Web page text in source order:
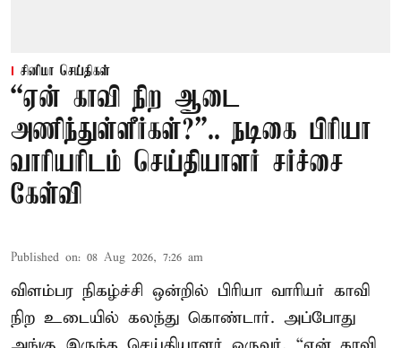
சினிமா செய்திகள்
“ஏன் காவி நிற ஆடை
அணிந்துள்ளீர்கள்?”.. நடிகை பிரியா
வாரியரிடம் செய்தியாளர் சர்ச்சை
கேள்வி
Published on: 08 Aug 2026, 7:26 am
விளம்பர நிகழ்ச்சி ஒன்றில் பிரியா வாரியர் காவி
நிற உடையில் கலந்து கொண்டார். அப்போது